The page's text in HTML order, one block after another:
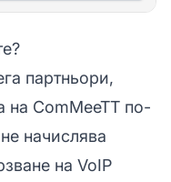
партньори,
на ComMeeTT по-
начислява
на VoIP